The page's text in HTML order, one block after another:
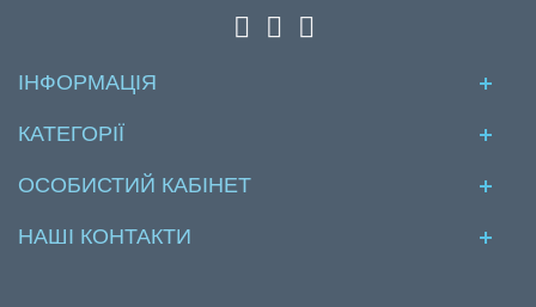
ІНФОРМАЦІЯ
КАТЕГОРІЇ
ОСОБИСТИЙ КАБІНЕТ
НАШІ КОНТАКТИ